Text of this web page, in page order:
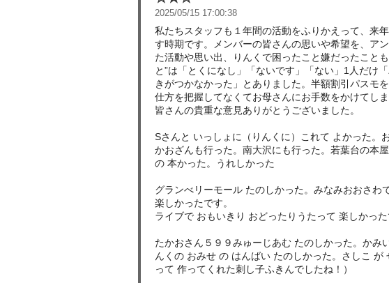
2025/05/15 17:00:38
私たちスタッフも１年間の活動をふりかえって、来
す時期です。メンバーの皆さんの思いや希望を、ア
た活動や思い出、りんくで困ったこと嫌だったこと
と”は「とくになし」「ないです」「ない」1人だけ
きがつかなかった」とありました。半額割引パスモ
仕方を把握してなくてお母さんにお手数をかけてし
皆さんの貴重な意見ありがとうございました。
Sさんと いっしょに（りんくに）これて よかった。
かおざんも行った。南大沢にも行った。若葉台の本
の 本かった。うれしかった
グランべリーモール たのしかった。みなみおおさわ
楽しかったです。
ライブで おもいきり おどったりうたって 楽しかっ
たかおさん５９９みゅーじあむ たのしかった。かみ
んくの おみせ の はんばい たのしかった。さしこ
って 作ってくれた刺し子ふきんでしたね！）